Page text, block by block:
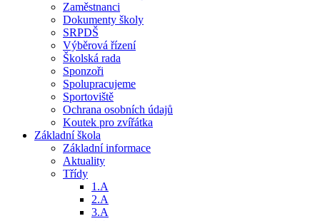
Zaměstnanci
Dokumenty školy
SRPDŠ
Výběrová řízení
Školská rada
Sponzoři
Spolupracujeme
Sportoviště
Ochrana osobních údajů
Koutek pro zvířátka
Základní škola
Základní informace
Aktuality
Třídy
1.A
2.A
3.A